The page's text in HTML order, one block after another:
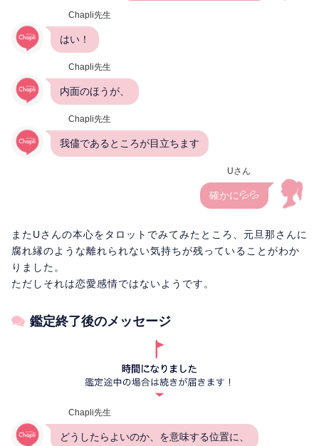
Chapli先生
はい！
Chapli先生
内面のほうが、
Chapli先生
我儘であるところが目立ちます
Uさん
確かに💦💦
またUさんの本心をタロットでみてみたところ、元旦那さんに
腐れ縁のような離れられない気持ちが残っていることがわか
りました。
ただしそれは恋愛感情ではないようです。
鑑定終了後のメッセージ
Chapli先生
どうしたらよいのか、を意味する位置に、